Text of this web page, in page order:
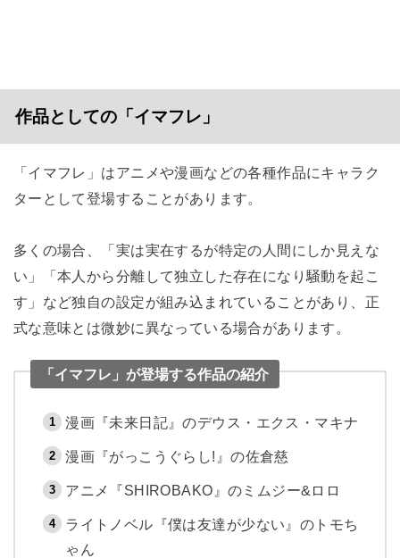
作品としての「イマフレ」
「イマフレ」はアニメや漫画などの各種作品にキャラク
ターとして登場することがあります。
多くの場合、「実は実在するが特定の人間にしか見えな
い」「本人から分離して独立した存在になり騒動を起こ
す」など独自の設定が組み込まれていることがあり、正
式な意味とは微妙に異なっている場合があります。
「イマフレ」が登場する作品の紹介
漫画『未来日記』のデウス・エクス・マキナ
漫画『がっこうぐらし!』の佐倉慈
アニメ『SHIROBAKO』のミムジー&ロロ
ライトノベル『僕は友達が少ない』のトモち
ゃん